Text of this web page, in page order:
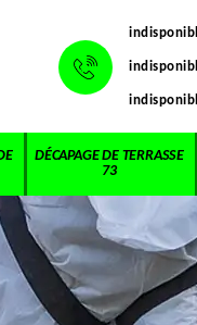
DÉCAPAGE DE TERRASSE
73